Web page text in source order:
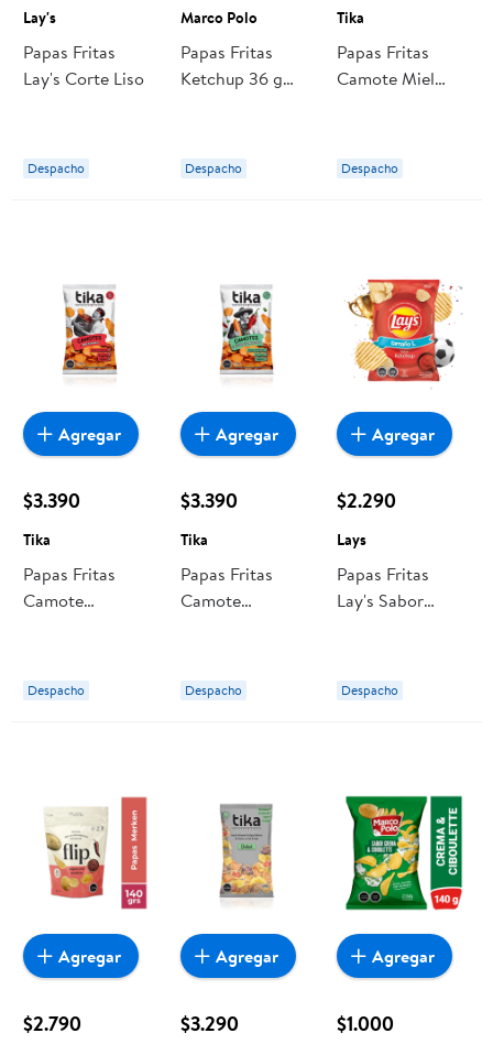
Lay's
Papas Fritas
Lay's Corte Liso
Despacho
Marco Polo
Papas Fritas
Ketchup 36 g
Despacho
Tika
Papas Fritas
Camote Miel
Despacho
$3.390
Tika
Papas Fritas
Camote
Tika
Despacho
Agregar
$3.390
Tika
Papas Fritas
Camote
Tika
Despacho
Agregar
$2.290
Lays
Papas Fritas
Lay's Sabor
Despacho
Agregar
$2.790
Agregar
$3.290
Agregar
$1.000
Agregar